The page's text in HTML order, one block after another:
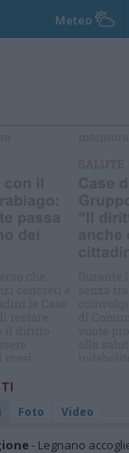
Meteo
Foto Video
- Legnano